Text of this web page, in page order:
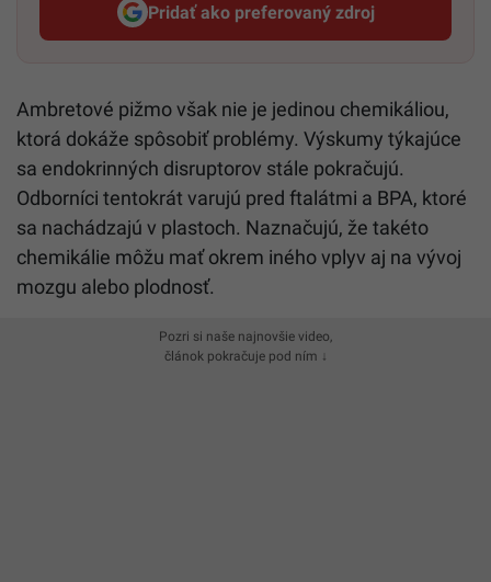
Pridať ako preferovaný zdroj
Startitup, odkaz sa otvorí v
Ambretové pižmo však nie je jedinou chemikáliou,
ktorá dokáže spôsobiť problémy. Výskumy týkajúce
sa endokrinných disruptorov stále pokračujú.
Odborníci tentokrát varujú pred ftalátmi a BPA, ktoré
sa nachádzajú v plastoch. Naznačujú, že takéto
chemikálie môžu mať okrem iného vplyv aj na vývoj
mozgu alebo plodnosť.
Pozri si naše najnovšie video,
článok pokračuje pod ním ↓